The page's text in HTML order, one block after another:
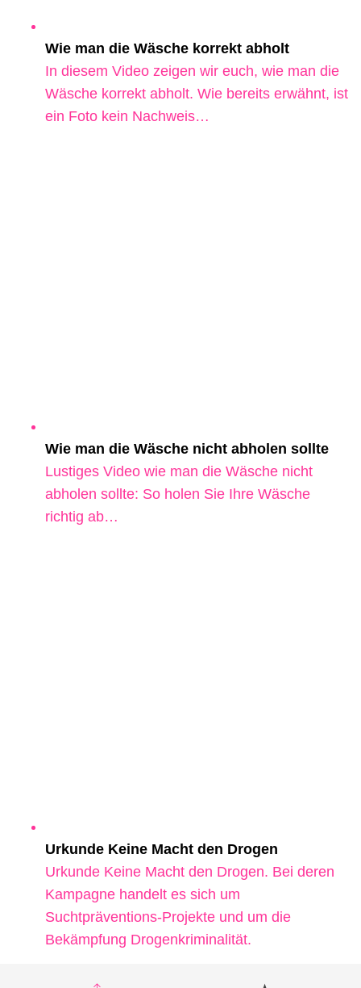
Wie man die Wäsche korrekt abholt
In diesem Video zeigen wir euch, wie man die
Wäsche korrekt abholt. Wie bereits erwähnt, ist
ein Foto kein Nachweis…
Wie man die Wäsche nicht abholen sollte
Lustiges Video wie man die Wäsche nicht
abholen sollte: So holen Sie Ihre Wäsche
richtig ab…
Urkunde Keine Macht den Drogen
Urkunde Keine Macht den Drogen. Bei deren
Kampagne handelt es sich um
Suchtpräventions-Projekte und um die
Bekämpfung Drogenkriminalität.